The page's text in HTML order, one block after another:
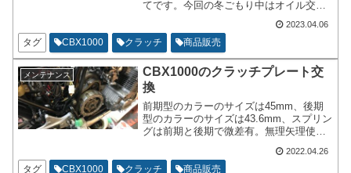
てです。今回の冬ごもり中はオイル交換
ろうという事で作業を進めております。
前年度に情報不足などもあって交換を断
念したのですが、今年はパーツを揃えて
リトライでございます。
2023.04.06
タグ CBX1000 クラッチ 商品販売
メンテナンス
CBX1000のクラッチプレート交
換
前期型のカラーのサイズは45mm、後期
型のカラーのサイズは43.6mm、スプリン
グは前期と後期で微差有。無理矢理使う
ーはcb1,sc03,sc06でそれぞれ形状が違い
ます。年式が新しいほど対策済cb1,sc03
2022.04.26
タグ CBX1000 クラッチ 商品販売